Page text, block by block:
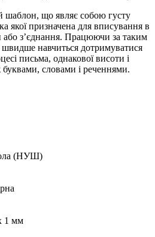
що являє собою густу
якої призначена для вписування в
або з’єднання. Працюючи за таким
навчиться дотримуватися
письма, однакової висоти і
словами і реченнями.
(НУШ)
1 мм